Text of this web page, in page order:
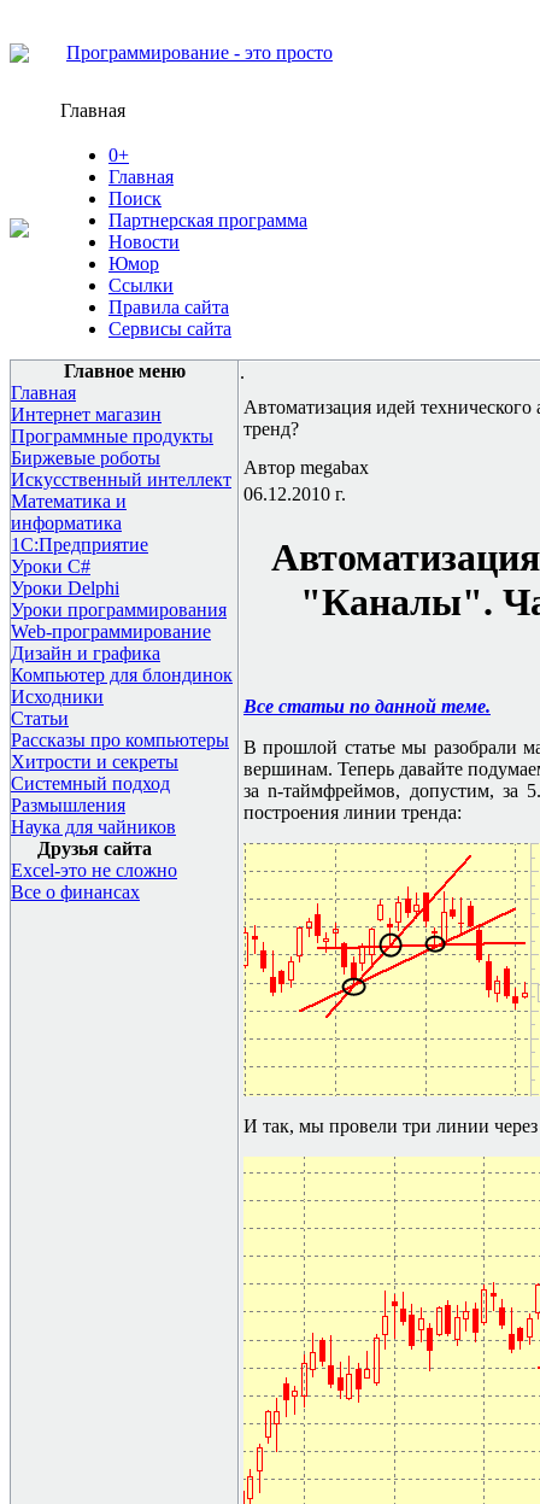
Программирование - это просто
Главная
0+
Главная
Поиск
Партнерская программа
Новости
Юмор
Ссылки
Правила сайта
Сервисы сайта
Главное меню
Главная
Интернет магазин
Программные продукты
Биржевые роботы
Искусственный интеллект
Математика и
информатика
1С:Предприятие
Уроки C#
Уроки Delphi
Уроки программирования
Web-программирование
Дизайн и графика
Компьютер для блондинок
Исходники
Статьи
Рассказы про компьютеры
Хитрости и секреты
Системный подход
Размышления
Наука для чайников
Друзья сайта
Excel-это не сложно
Все о финансах
.
Автоматизация идей
тренд?
Автор megabax
06.12.2010 г.
"Каналы".
Все статьи по данной теме.
В прошлой статье мы разобрали
вершинам. Теперь давайте
за n-таймфреймов, допустим, за
построения линии тренда:
И так, мы провели три линии